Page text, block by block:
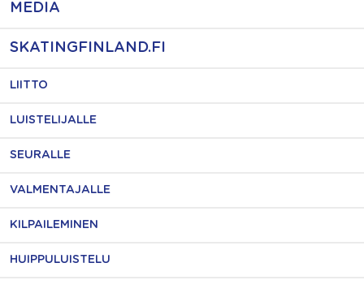
MEDIA
SKATINGFINLAND.FI
LIITTO
LUISTELIJALLE
SEURALLE
VALMENTAJALLE
KILPAILEMINEN
HUIPPULUISTELU